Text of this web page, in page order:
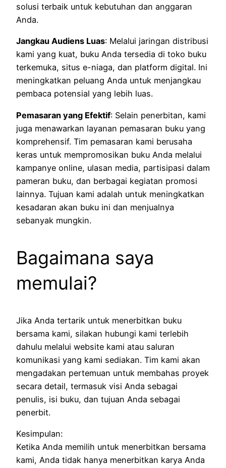
solusi terbaik untuk kebutuhan dan anggaran
Anda.
Jangkau Audiens Luas: Melalui jaringan distribusi
kami yang kuat, buku Anda tersedia di toko buku
terkemuka, situs e-niaga, dan platform digital. Ini
meningkatkan peluang Anda untuk menjangkau
pembaca potensial yang lebih luas.
Pemasaran yang Efektif: Selain penerbitan, kami
juga menawarkan layanan pemasaran buku yang
komprehensif. Tim pemasaran kami berusaha
keras untuk mempromosikan buku Anda melalui
kampanye online, ulasan media, partisipasi dalam
pameran buku, dan berbagai kegiatan promosi
lainnya. Tujuan kami adalah untuk meningkatkan
kesadaran akan buku ini dan menjualnya
sebanyak mungkin.
Bagaimana saya
memulai?
Jika Anda tertarik untuk menerbitkan buku
bersama kami, silakan hubungi kami terlebih
dahulu melalui website kami atau saluran
komunikasi yang kami sediakan. Tim kami akan
mengadakan pertemuan untuk membahas proyek
secara detail, termasuk visi Anda sebagai
penulis, isi buku, dan tujuan Anda sebagai
penerbit.
Kesimpulan:
Ketika Anda memilih untuk menerbitkan bersama
kami, Anda tidak hanya menerbitkan karya Anda